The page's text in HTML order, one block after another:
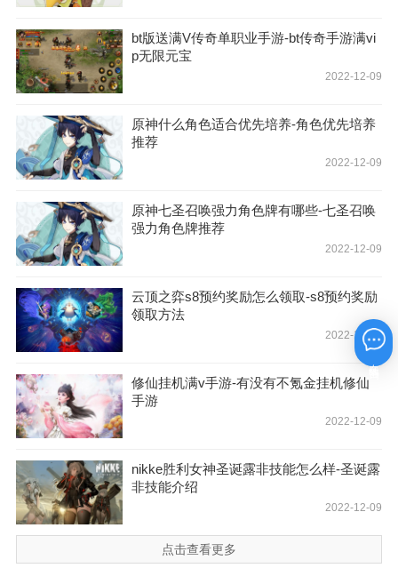
bt版送满V传奇单职业手游-bt传奇手游满vi
p无限元宝
2022-12-09
原神什么角色适合优先培养-角色优先培养
推荐
2022-12-09
原神七圣召唤强力角色牌有哪些-七圣召唤
强力角色牌推荐
2022-12-09
云顶之弈s8预约奖励怎么领取-s8预约奖励
领取方法
2022-12-09
修仙挂机满v手游-有没有不氪金挂机修仙
手游
2022-12-09
nikke胜利女神圣诞露非技能怎么样-圣诞露
非技能介绍
2022-12-09
点击查看更多